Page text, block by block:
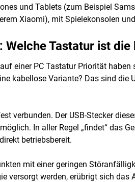
und Tablets (zum Beispiel
Xiaomi), mit Spielekonsolen
Welche Tastatur ist die
einer PC Tastatur Priorität
kabellose Variante? Das sind die
verbunden. Der USB-Stecker
In aller Regel „findet“ das
betriebsbereit.
mit einer geringen
versorgt werden, erübrigt sich